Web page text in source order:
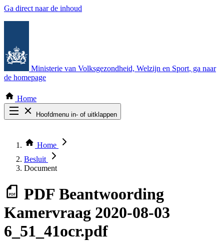
Ga direct naar de inhoud
Ministerie van Volksgezondheid, Welzijn en Sport, ga naar
de homepage
Home
Hoofdmenu in- of uitklappen
Thema COVID-19
Bekijk per bestuursorgaan
Home
Besluit
Document
PDF Beantwoording
Kamervraag 2020-08-03
6_51_41ocr.pdf